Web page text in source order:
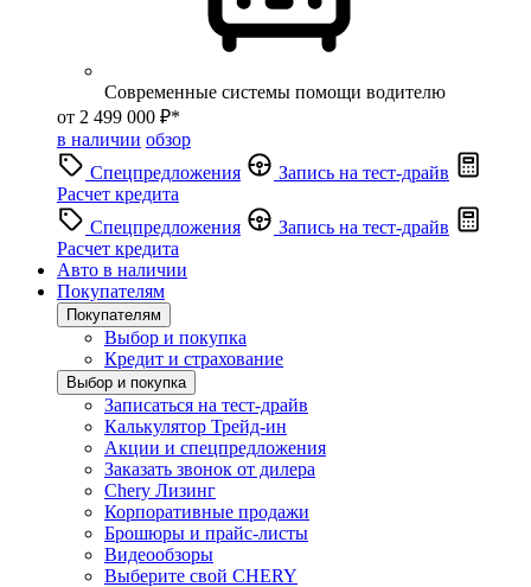
Современные системы помощи водителю
от 2 499 000 ₽*
в наличии обзор
Спецпредложения
Запись на тест-драйв
Расчет кредита
Спецпредложения
Запись на тест-драйв
Расчет кредита
Авто в наличии
Покупателям
Покупателям
Выбор и покупка
Кредит и страхование
Выбор и покупка
Записаться на тест-драйв
Калькулятор Трейд-ин
Акции и спецпредложения
Заказать звонок от дилера
Chery Лизинг
Корпоративные продажи
Брошюры и прайс-листы
Видеообзоры
Выберите свой CHERY